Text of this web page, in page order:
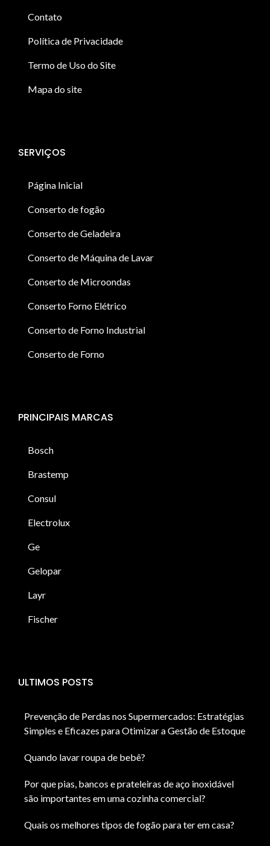
Contato
Política de Privacidade
Termo de Uso do Site
Mapa do site
SERVIÇOS
Página Inicial
Conserto de fogão
Conserto de Geladeira
Conserto de Máquina de Lavar
Conserto de Microondas
Conserto Forno Elétrico
Conserto de Forno Industrial
Conserto de Forno
PRINCIPAIS MARCAS
Bosch
Brastemp
Consul
Electrolux
Ge
Gelopar
Layr
Fischer
ULTIMOS POSTS
Prevenção de Perdas nos Supermercados: Estratégias
Simples e Eficazes para Otimizar a Gestão de Estoque
Quando lavar roupa de bebê?
Por que pias, bancos e prateleiras de aço inoxidável
são importantes em uma cozinha comercial?
Quais os melhores tipos de fogão para ter em casa?